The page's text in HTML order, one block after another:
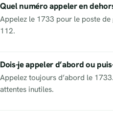
Quel numéro appeler en
Appelez le 1733 pour le poste de
112.
Dois-je appeler d’abord ou
Appelez toujours d’abord le
attentes inutiles.